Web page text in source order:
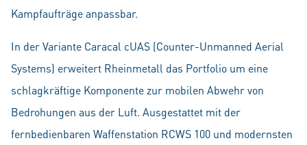
Kampfaufträge anpassbar.
In der Variante Caracal cUAS (Counter-Unmanned Aerial
Systems) erweitert Rheinmetall das Portfolio um eine
schlagkräftige Komponente zur mobilen Abwehr von
Bedrohungen aus der Luft. Ausgestattet mit der
fernbedienbaren Waffenstation RCWS 100 und modernsten